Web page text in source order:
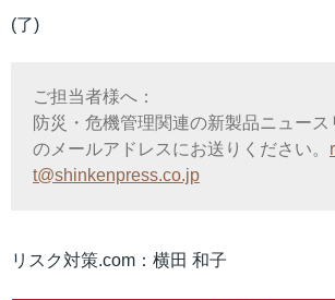
(了)
ご担当者様へ：
防災・危機管理関連の新製品ニュー
のメールアドレスにお送りください。
t@shinkenpress.co.jp
リスク対策.com：横田 和子